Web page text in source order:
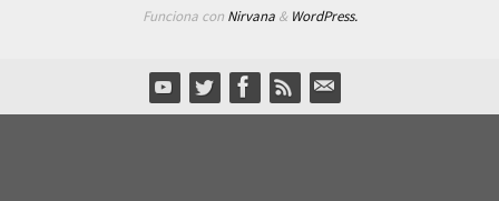
Funciona con Nirvana& WordPress.